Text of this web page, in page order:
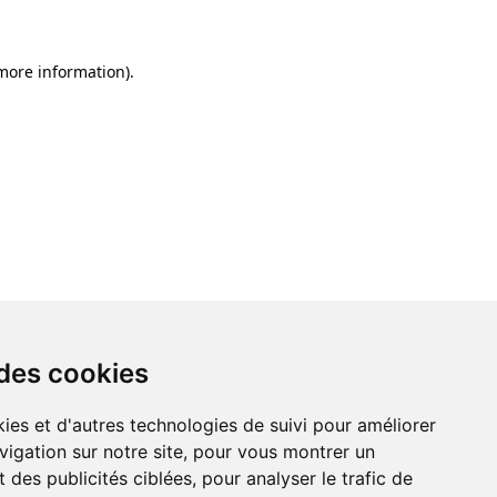
cookies
et d'autres technologies de suivi pour améliorer
sur notre site, pour vous montrer un
des publicités ciblées, pour analyser le trafic de
information).